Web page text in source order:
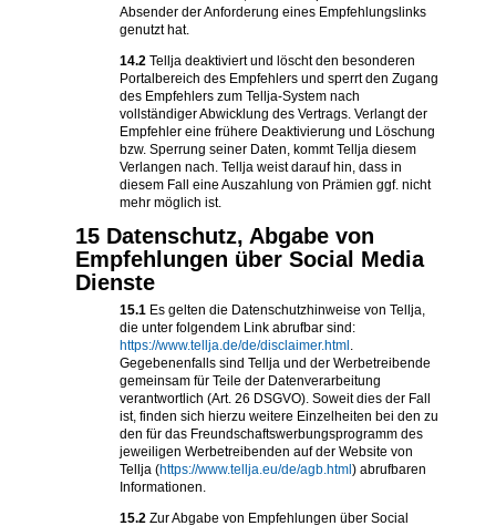
Absender der Anforderung eines Empfehlungslinks
genutzt hat.
14.2 Tellja deaktiviert und löscht den besonderen
Portalbereich des Empfehlers und sperrt den Zugang
des Empfehlers zum Tellja-System nach
vollständiger Abwicklung des Vertrags. Verlangt der
Empfehler eine frühere Deaktivierung und Löschung
bzw. Sperrung seiner Daten, kommt Tellja diesem
Verlangen nach. Tellja weist darauf hin, dass in
diesem Fall eine Auszahlung von Prämien ggf. nicht
mehr möglich ist.
15 Datenschutz, Abgabe von
Empfehlungen über Social Media
Dienste
15.1 Es gelten die Datenschutzhinweise von Tellja,
die unter folgendem Link abrufbar sind:
https://www.tellja.de/de/disclaimer.html .
Gegebenenfalls sind Tellja und der Werbetreibende
gemeinsam für Teile der Datenverarbeitung
verantwortlich (Art. 26 DSGVO). Soweit dies der Fall
ist, finden sich hierzu weitere Einzelheiten bei den zu
den für das Freundschaftswerbungsprogramm des
jeweiligen Werbetreibenden auf der Website von
Tellja (https://www.tellja.eu/de/agb.html ) abrufbaren
Informationen.
15.2 Zur Abgabe von Empfehlungen über Social